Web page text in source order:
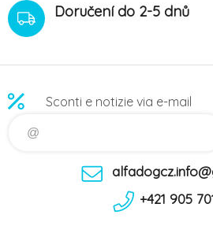
Doručení do 2-5 dnů
Sconti e notizie via e-mail
+421 905